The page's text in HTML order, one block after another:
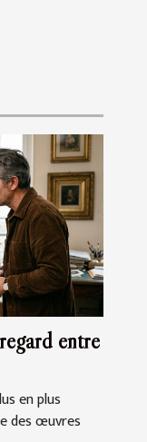
entre
en plus
des œuvres